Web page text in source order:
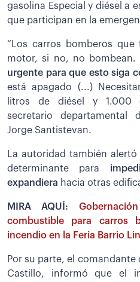
gasolina Especial y diésel a
que participan en la
“Los carros bomberos
motor, si no, no bombean.
urgente para que esto siga
está apagado (...)
litros de diésel y 1.000
secretario departamental
Jorge Santistevan.
La autoridad también
determinante para
expandiera hacia otras
MIRA AQUÍ:
combustible para carros
incendio en la Feria Barrio
Por su parte, el comandante
Castillo, informó que el